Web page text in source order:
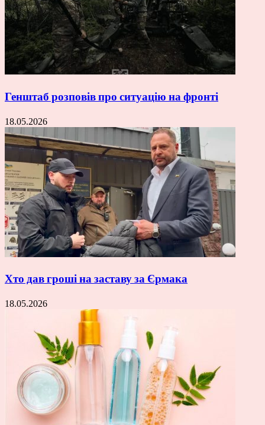
Генштаб розповів про ситуацію на фронті
18.05.2026
Хто дав гроші на заставу за Єрмака
18.05.2026